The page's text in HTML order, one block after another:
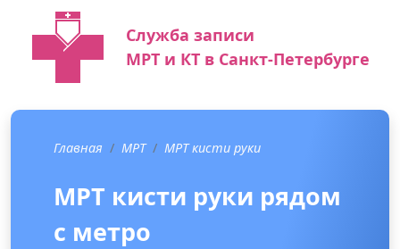
Служба записи
МРТ и КТ в Санкт-Петербурге
Главная МРТ МРТ кисти руки
МРТ кисти руки рядом
с метро